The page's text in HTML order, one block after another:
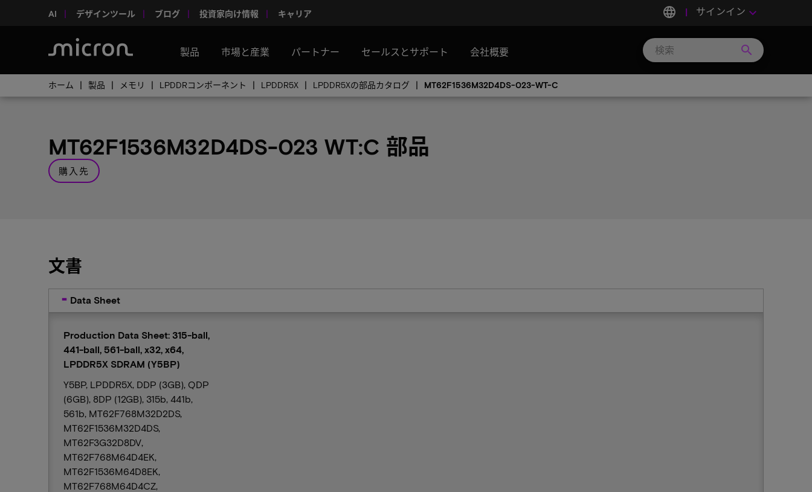
AI デザインツール ブログ 投資家向け情報 キャリア language サインイン keyboard_arrow_down
製品 市場と産業 パートナー セールスとサポート 会社概要 search
ホーム 製品 メモリ LPDDRコンポーネント LPDDR5X LPDDR5Xの部品カタログ MT62F1536M32D4DS-023-WT-C
MT62F1536M32D4DS-023 WT:C 部品
購入先
文書
Data Sheet
Production Data Sheet: 315-ball,
441-ball, 561-ball, x32, x64,
LPDDR5X SDRAM (Y5BP)
Y5BP, LPDDR5X, DDP (3GB), QDP
(6GB), 8DP (12GB), 315b, 441b,
561b, MT62F768M32D2DS,
MT62F1536M32D4DS,
MT62F3G32D8DV,
MT62F768M64D4EK,
MT62F1536M64D8EK,
MT62F768M64D4CZ,